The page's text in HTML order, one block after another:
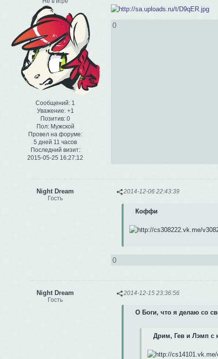
Сообщений: 1
Уважение: +1
Позитив: 0
Пол: Мужской
Провел на форуме:
5 дней 11 часов
Последний визит:
2015-05-25 16:27:12
0
2014-12-06 22:43:39
Night Dream
Гость
Коффи
0
2014-12-15 23:36:56
Night Dream
Гость
О Боги, что я делаю со
Дрим, Гев и Лэмп с